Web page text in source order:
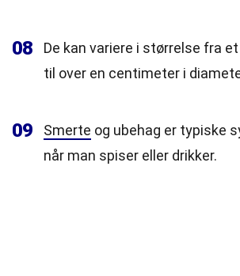
08
De kan variere i størrelse fra
til over en centimeter i
09 Smerte og ubehag er typiske
når man spiser eller drikker.